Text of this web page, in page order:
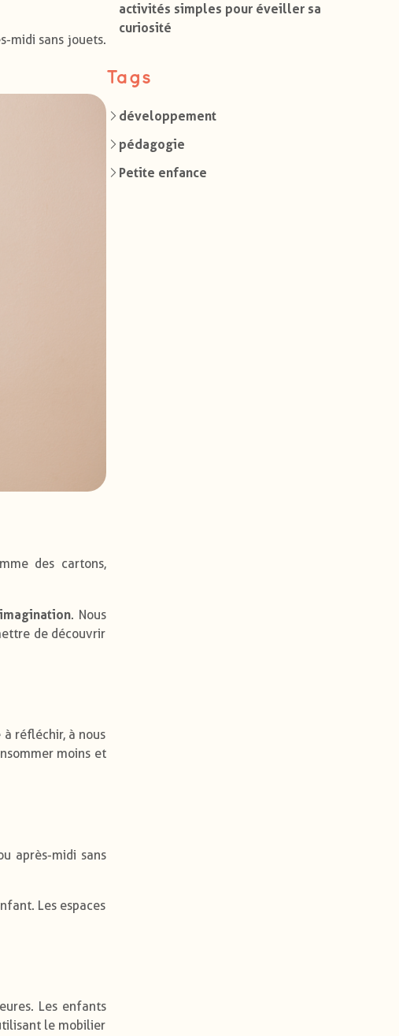
midi sans jouets.
des cartons,
imagination. Nous
de découvrir
réfléchir, à nous
moins et
après-midi sans
Les espaces
Les enfants
le mobilier
activités simples pour éveiller sa
curiosité
Tags
développement
pédagogie
Petite enfance